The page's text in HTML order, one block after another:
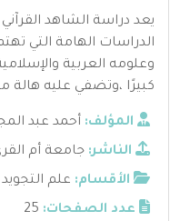
يعد دراسة الشاهد
الدراسات الهامة التي
وعلومه العربية
كبيرًا ،وتضفي عليه هالة
المؤلف: أحمد عبد
الناشر: جامعة أم
الأقسام: علم التجويد
عدد الصفحات: 25